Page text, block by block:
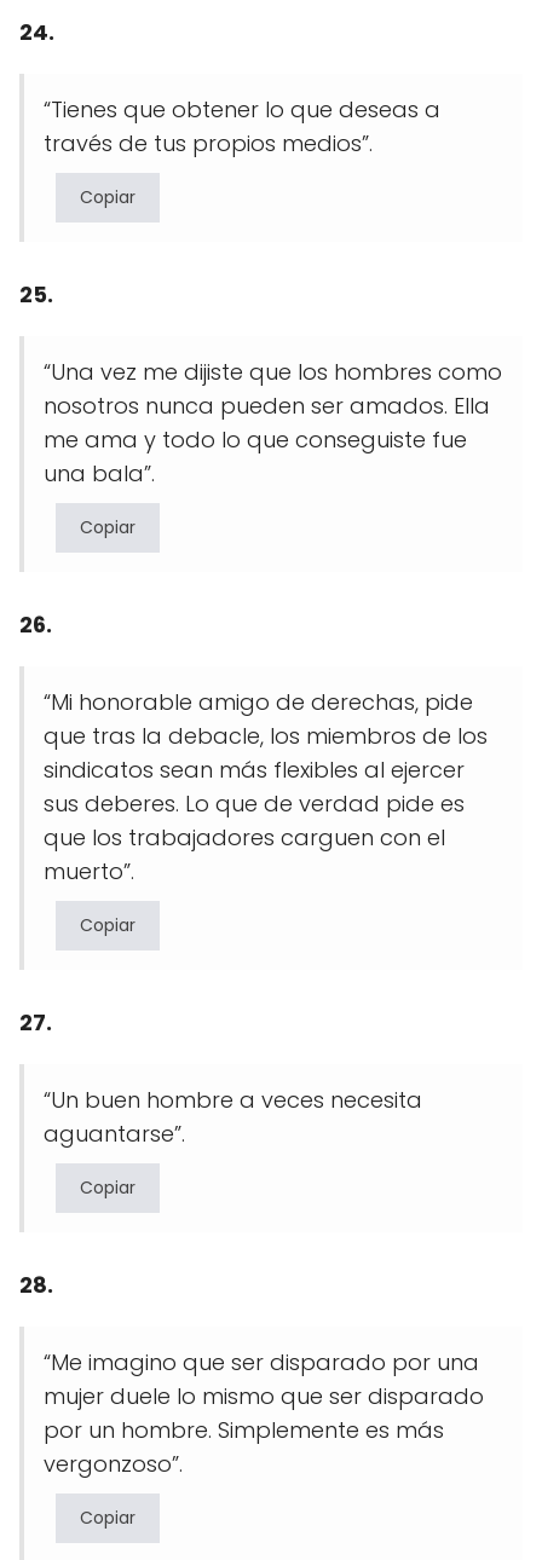
24.
“Tienes que obtener lo que deseas a
través de tus propios medios”.
Copiar
25.
“Una vez me dijiste que los hombres como
nosotros nunca pueden ser amados. Ella
me ama y todo lo que conseguiste fue
una bala”.
Copiar
26.
“Mi honorable amigo de derechas, pide
que tras la debacle, los miembros de los
sindicatos sean más flexibles al ejercer
sus deberes. Lo que de verdad pide es
que los trabajadores carguen con el
muerto”.
Copiar
27.
“Un buen hombre a veces necesita
aguantarse”.
Copiar
28.
“Me imagino que ser disparado por una
mujer duele lo mismo que ser disparado
por un hombre. Simplemente es más
vergonzoso”.
Copiar